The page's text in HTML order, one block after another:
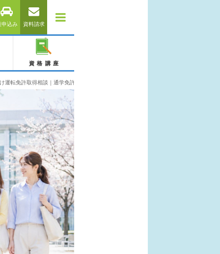
申込み 資料請求
資格講座
運転免許取得相談｜通学免許・合宿免許